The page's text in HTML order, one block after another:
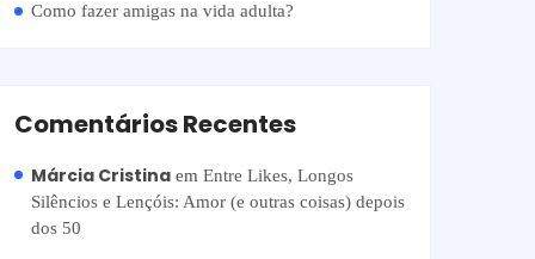
Como fazer amigas na vida adulta?
Comentários Recentes
Márcia Cristina em Entre Likes, Longos
Silêncios e Lençóis: Amor (e outras coisas) depois
dos 50